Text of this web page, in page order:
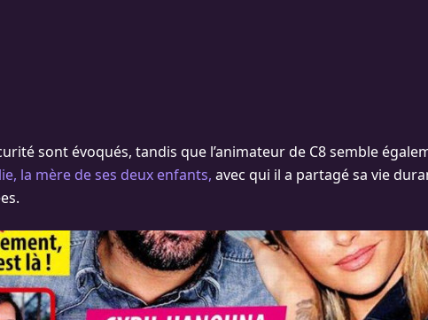
sont évoqués, tandis que l’animateur de C8 semble
la mère de ses deux enfants, avec qui il a partagé sa vie